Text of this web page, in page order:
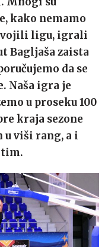
kako nemamo
ligu, igrali
Bagljaša zaista
da se
Naša igra je
u proseku 100
kraja sezone
viši rang, a i
tim.